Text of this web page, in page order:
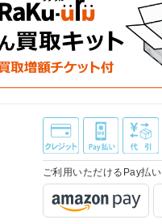
ご利用いただけるPay払い